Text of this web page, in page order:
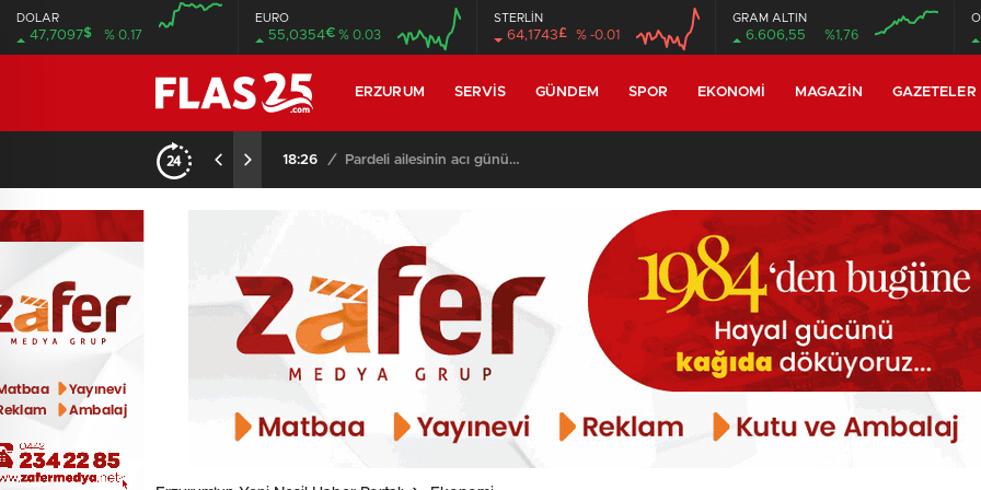
DOLAR
47,7097$ % 0.17
EURO
55,0354€ % 0.03
STERLİN
64,1743£ % -0.01
GRAM ALTIN
6.606,55 %1,76
ERZURUM SERVIS GÜNDEM SPOR EKONOMI MAGAZIN GAZETELER
18:26 / Pardeli ailesinin acı günü…